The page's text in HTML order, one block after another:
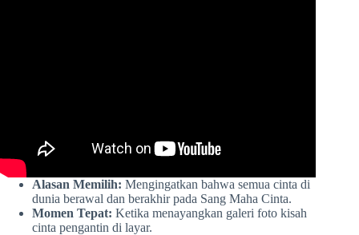
Alasan Memilih: Mengingatkan bahwa semua cinta di
dunia berawal dan berakhir pada Sang Maha Cinta.
Momen Tepat: Ketika menayangkan galeri foto kisah
cinta pengantin di layar.